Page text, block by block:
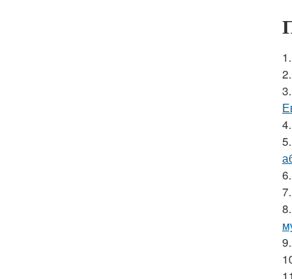
1.
2.
3.
4.
5.
6.
7.
8.
9.